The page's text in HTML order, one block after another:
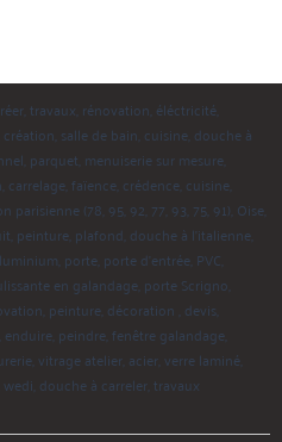
travaux, rénovation, éléctricité,
salle de bain, cuisine, douche à
parquet, menuiserie sur mesure,
faïence, crédence, cuisine,
(78, 95, 92, 77, 93, 75, 91), Oise,
peinture, plafond, douche à l'italienne,
porte, porte d'entrée, PVC,
en galandage, porte Scrigno,
peinture, décoration , devis,
peindre, fenêtre galandage,
vitrage atelier, acier, verre laminé,
douche à carreler, travaux